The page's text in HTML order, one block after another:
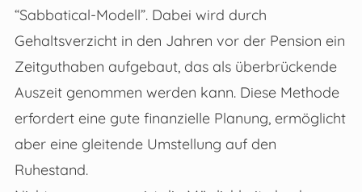
“Sabbatical-Modell”. Dabei wird durch
Gehaltsverzicht in den Jahren vor der Pension ein
Zeitguthaben aufgebaut, das als überbrückende
Auszeit genommen werden kann. Diese Methode
erfordert eine gute finanzielle Planung, ermöglicht
aber eine gleitende Umstellung auf den
Ruhestand.